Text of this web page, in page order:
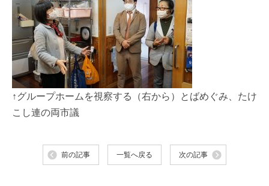
↑グループホームを視察する（右から）とばめぐみ、たけ
こし連の両市議
前の記事 一覧へ戻る 次の記事